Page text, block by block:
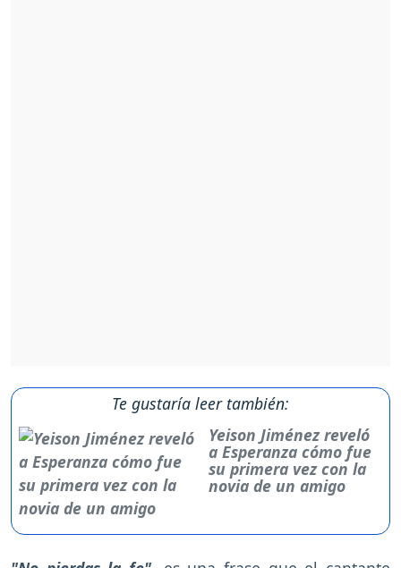
Te gustaría leer también:
Yeison Jiménez reveló
a Esperanza cómo fue
su primera vez con la
novia de un amigo